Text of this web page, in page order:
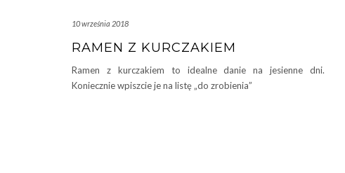
10 września 2018
RAMEN Z KURCZAKIEM
Ramen z kurczakiem to idealne danie na jesienne dni.
Koniecznie wpiszcie je na listę „do zrobienia”